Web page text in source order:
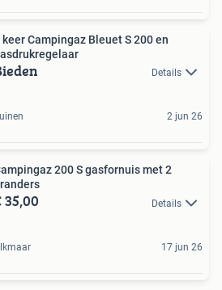
keer Campingaz Bleuet S 200 en
Details
2 jun 26
200 S gasfornuis met 2
35,00 Details
17 jun 26